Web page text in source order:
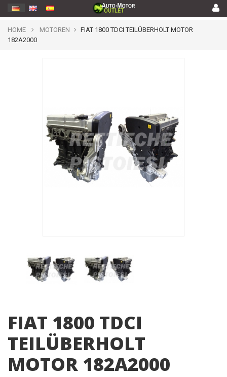
HOME MOTOREN
FIAT 1800 TDCI TEILÜBERHOLT MOTOR
182A2000
FIAT 1800 TDCI
TEILÜBERHOLT
MOTOR 182A2000